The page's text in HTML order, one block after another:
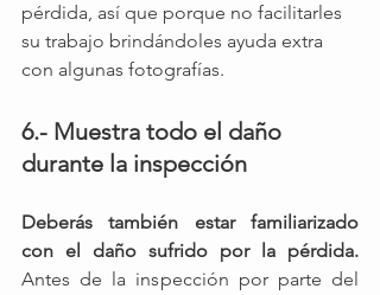
pérdida, así que porque no facilitarles
su trabajo brindándoles ayuda extra
con algunas fotografías.
6.- Muestra todo el daño
durante la inspección
Deberás también estar familiarizado
Antes de la inspección por parte del